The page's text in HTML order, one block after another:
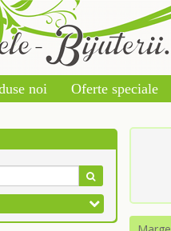
noi Oferte speciale